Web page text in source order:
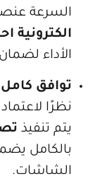
عنصر حاسم
احترافي.
لضمان تحميل
كامل مع
لاعتماد أغلب
تصميم
يضمن تجربة